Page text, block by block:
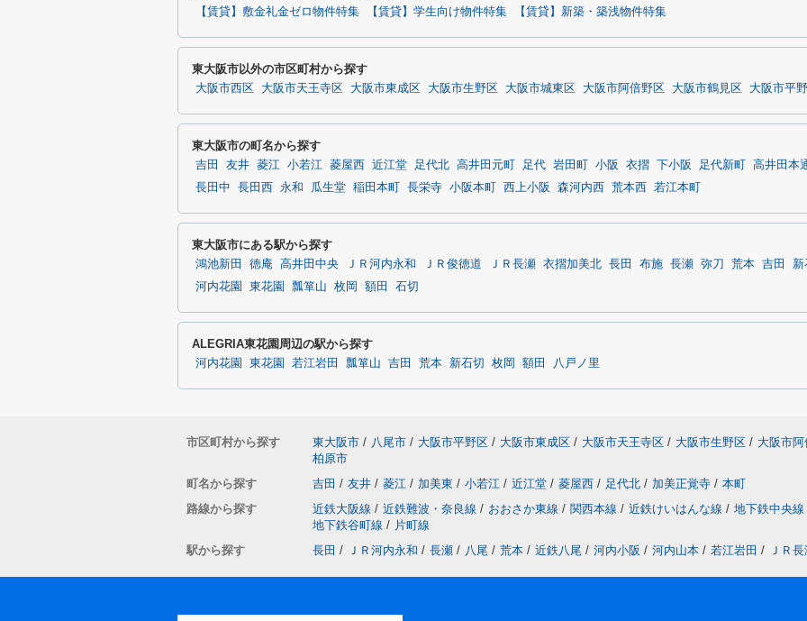
【賃貸】敷金礼金ゼロ物件特集 【賃貸】学生向け物件特集 【賃貸】新築・築浅物件特集
東大阪市以外の市区町村から探す
大阪市西区 大阪市天王寺区 大阪市東成区 大阪市生野区 大阪市城東区 大阪市阿倍野区 大阪市鶴見区 大阪市平
東大阪市の町名から探す
吉田 友井 菱江 小若江 菱屋西 近江堂 足代北 高井田元町 足代 岩田町 小阪 衣摺 下小阪 足代新町
高井田本
長田中
長田西 永和 瓜生堂 稲田本町 長栄寺 小阪本町 西上小阪 森河内西 荒本西 若江本町
東大阪市にある駅から探す
鴻池新田 徳庵 高井田中央 ＪＲ河内永和 ＪＲ俊徳道 ＪＲ長瀬 衣摺加美北 長田 布施 長瀬 弥刀 荒本 吉田
新
河内花園
東花園 瓢箪山 枚岡 額田 石切
ALEGRIA東花園周辺の駅から探す
河内花園 東花園 若江岩田 瓢箪山 吉田 荒本 新石切 枚岡 額田 八戸ノ里
市区町村から探す 東大阪市 / 八尾市 / 大阪市平野区 / 大阪市東成区 / 大阪市天王寺区 / 大阪市生野区 / 大阪市
柏原市
町名から探す
吉田 / 友井 / 菱江 / 加美東 / 小若江 / 近江堂 / 菱屋西 / 足代北 / 加美正覚寺 / 本町
路線から探す
近鉄大阪線 / 近鉄難波・奈良線 / おおさか東線 / 関西本線 / 近鉄けいはんな線 / 地下鉄中央線
地下鉄谷町線 / 片町線
駅から探す
長田 / ＪＲ河内永和 / 長瀬 / 八尾 / 荒本 / 近鉄八尾 / 河内小阪 / 河内山本 / 若江岩田 / ＪＲ